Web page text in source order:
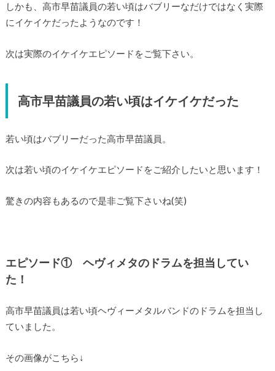
しかも、高市早苗議員の若い頃はバブリーなだけではなく実際
にイケイケだったようなのです！
次は実際のイケイケエピソードをご覧下さい。
高市早苗議員の若い頃はイケイケだった
若い頃はバブリーだった高市早苗議員。
次は若い頃のイケイケエピソードをご紹介したいと思います！
驚きの内容もあるので是非ご覧下さいね(笑)
エピソード① ヘヴィメタのドラムを担当してい
た！
高市早苗議員は若い頃ヘヴィーメタルバンドのドラムを担当し
ていました。
その画像がこちら↓